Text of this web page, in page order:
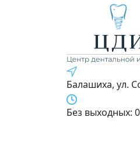
Балашиха, ул.
Без выходных: